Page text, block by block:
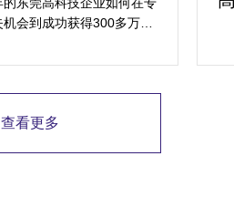
造项目300万补贴
会到成功获得300多万元
查看更多